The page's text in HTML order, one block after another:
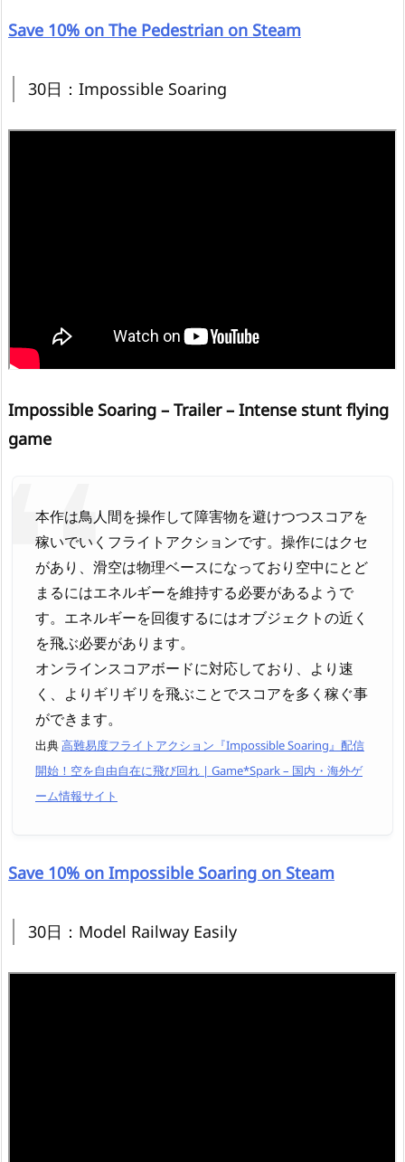
Save 10% on The Pedestrian on Steam
30日：Impossible Soaring
Impossible Soaring – Trailer – Intense stunt flying
game
本作は鳥人間を操作して障害物を避けつつスコアを
稼いでいくフライトアクションです。操作にはクセ
があり、滑空は物理ベースになっており空中にとど
まるにはエネルギーを維持する必要があるようで
す。エネルギーを回復するにはオブジェクトの近く
を飛ぶ必要があります。
オンラインスコアボードに対応しており、より速
く、よりギリギリを飛ぶことでスコアを多く稼ぐ事
ができます。
出典高難易度フライトアクション『Impossible Soaring』配信
開始！空を自由自在に飛び回れ | Game*Spark – 国内・海外ゲ
ーム情報サイト
Save 10% on Impossible Soaring on Steam
30日：Model Railway Easily